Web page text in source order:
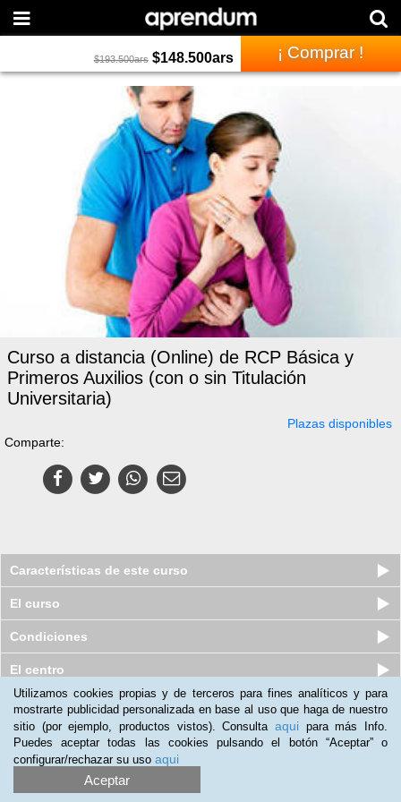
$193.500ars $148.500ars ¡ Comprar !
Curso a distancia (Online) de RCP Básica y
Primeros Auxilios (con o sin Titulación
Universitaria)
Plazas disponibles
Comparte:
Características de este curso
El curso
Condiciones
El centro
Curso a distancia (Online) de
Emergencias Sanitarias (con o si...
Plazas disponibles
Utilizamos cookies propias y de terceros para fines analíticos y para
mostrarte publicidad personalizada en base al uso que haga de nuestro
sitio (por ejemplo, productos vistos). Consulta aqui para más Info.
Puedes aceptar todas las cookies pulsando el botón “Aceptar” o
configurar/rechazar su uso aqui
Aceptar